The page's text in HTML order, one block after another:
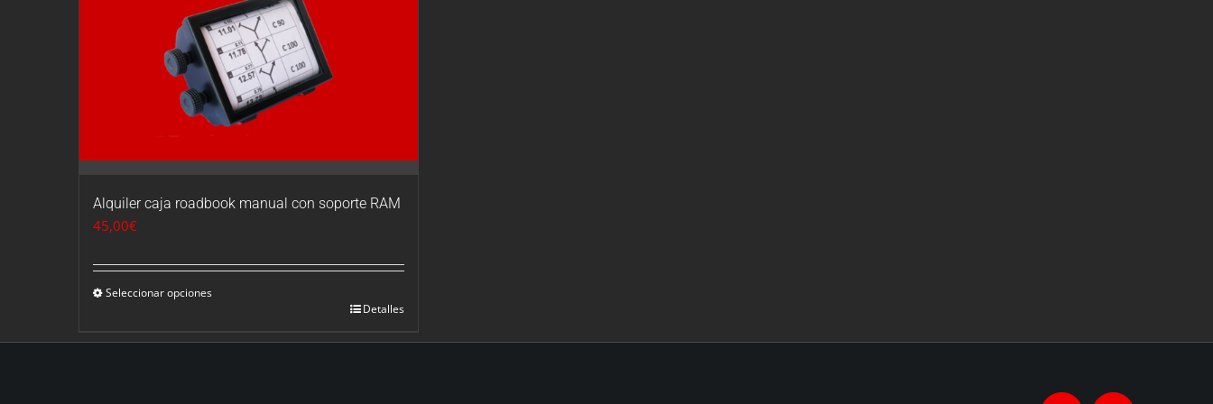
Alquiler caja roadbook manual con soporte RAM
45,00€
Seleccionar opciones
Detalles